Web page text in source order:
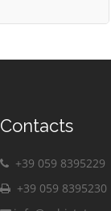
Contacts
+39 059 8395229
+39 059 8395230